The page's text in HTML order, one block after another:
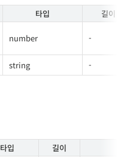
타입 길이
number -
string -
타입 길이